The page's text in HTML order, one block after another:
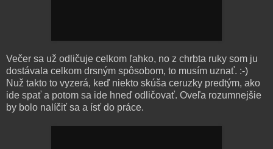
Večer sa už odličuje celkom ľahko, no z chrbta ruky som ju
dostávala celkom drsným spôsobom, to musím uznať. :-)
Nuž takto to vyzerá, keď niekto skúša ceruzky predtým, ako
ide spať a potom sa ide hneď odličovať. Oveľa rozumnejšie
by bolo nalíčiť sa a ísť do práce.